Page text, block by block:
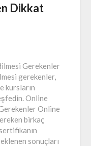
Dikkat
Gerekenler
gerekenler,
kursların
Online
Online
birkaç
sonuçları